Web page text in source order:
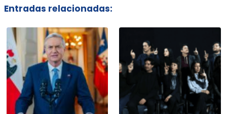
Entradas relacionadas: